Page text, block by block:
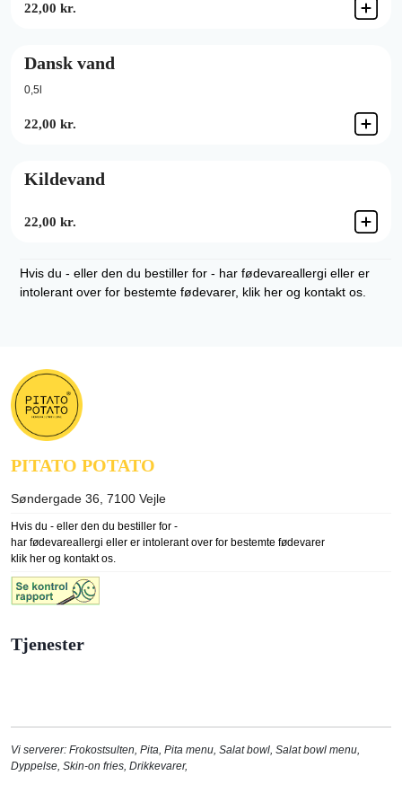
22,00 kr.
Dansk vand
0,5l
22,00 kr.
Kildevand
22,00 kr.
Hvis du - eller den du bestiller for - har fødevareallergi eller er
intolerant over for bestemte fødevarer, klik her og kontakt os.
PITATO POTATO
Søndergade 36, 7100 Vejle
Hvis du - eller den du bestiller for -
har fødevareallergi eller er intolerant over for bestemte fødevarer
klik her og kontakt os.
Tjenester
Vi serverer: Frokostsulten, Pita, Pita menu, Salat bowl, Salat bowl menu,
Dyppelse, Skin-on fries, Drikkevarer,